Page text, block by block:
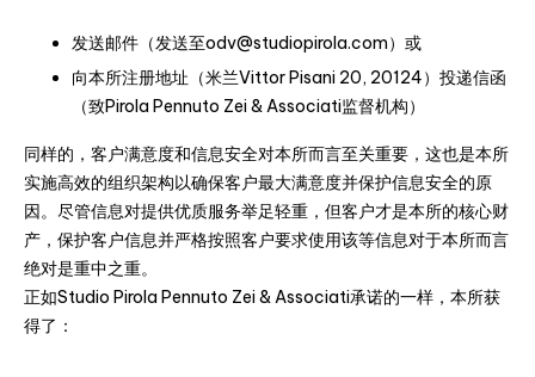
发送邮件（发送至odv@studiopirola.com）或
向本所注册地址（米兰Vittor Pisani 20, 20124）投递信函
（致Pirola Pennuto Zei & Associati监督机构）
同样的，客户满意度和信息安全对本所而言至关重要，这也是本所
实施高效的组织架构以确保客户最大满意度并保护信息安全的原
因。尽管信息对提供优质服务举足轻重，但客户才是本所的核心财
产，保护客户信息并严格按照客户要求使用该等信息对于本所而言
绝对是重中之重。
正如Studio Pirola Pennuto Zei & Associati承诺的一样，本所获
得了：